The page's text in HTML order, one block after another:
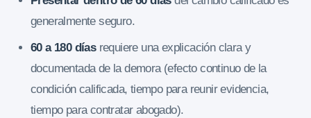
generalmente seguro.
60 a 180 díasrequiere una explicación clara y
documentada de la demora (efecto continuo de la
condición calificada, tiempo para reunir evidencia,
tiempo para contratar abogado).